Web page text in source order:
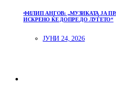
ФИЛИП АНГОВ: „МУЗИКАТА ЈА
ИСКРЕНО ЌЕ ДОПРЕ ДО ЛУЃЕТО“
ЈУНИ 24, 2026